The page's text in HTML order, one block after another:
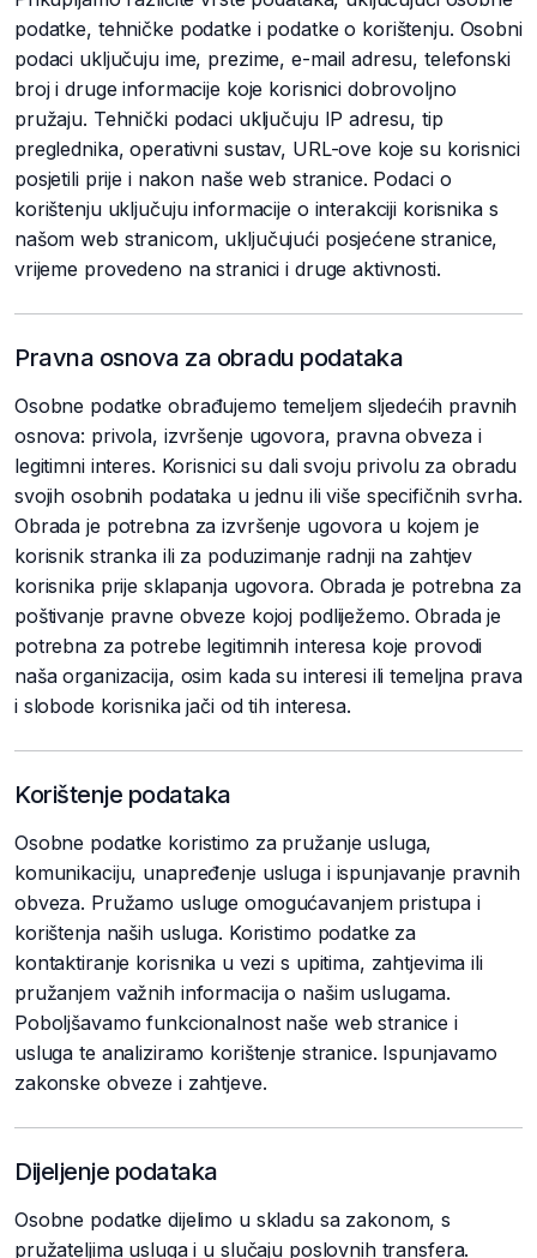
podatke, tehničke podatke i podatke o korištenju. Osobni
podaci uključuju ime, prezime, e-mail adresu, telefonski
broj i druge informacije koje korisnici dobrovoljno
pružaju. Tehnički podaci uključuju IP adresu, tip
preglednika, operativni sustav, URL-ove koje su korisnici
posjetili prije i nakon naše web stranice. Podaci o
korištenju uključuju informacije o interakciji korisnika s
našom web stranicom, uključujući posjećene stranice,
vrijeme provedeno na stranici i druge aktivnosti.
Pravna osnova za obradu podataka
Osobne podatke obrađujemo temeljem sljedećih pravnih
osnova: privola, izvršenje ugovora, pravna obveza i
legitimni interes. Korisnici su dali svoju privolu za obradu
svojih osobnih podataka u jednu ili više specifičnih svrha.
Obrada je potrebna za izvršenje ugovora u kojem je
korisnik stranka ili za poduzimanje radnji na zahtjev
korisnika prije sklapanja ugovora. Obrada je potrebna za
poštivanje pravne obveze kojoj podliježemo. Obrada je
potrebna za potrebe legitimnih interesa koje provodi
naša organizacija, osim kada su interesi ili temeljna prava
i slobode korisnika jači od tih interesa.
Korištenje podataka
Osobne podatke koristimo za pružanje usluga,
komunikaciju, unapređenje usluga i ispunjavanje pravnih
obveza. Pružamo usluge omogućavanjem pristupa i
korištenja naših usluga. Koristimo podatke za
kontaktiranje korisnika u vezi s upitima, zahtjevima ili
pružanjem važnih informacija o našim uslugama.
Poboljšavamo funkcionalnost naše web stranice i
usluga te analiziramo korištenje stranice. Ispunjavamo
zakonske obveze i zahtjeve.
Dijeljenje podataka
Osobne podatke dijelimo u skladu sa zakonom, s
pružateljima usluga i u slučaju poslovnih transfera.